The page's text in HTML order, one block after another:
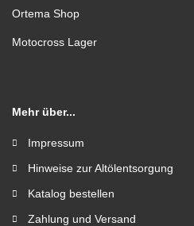
Ortema Shop
Motocross Lager
Mehr über...
Impressum
Hinweise zur Altölentsorgung
Katalog bestellen
Zahlung und Versand